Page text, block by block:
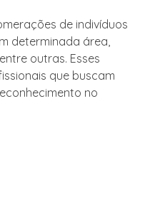
de indivíduos
determinada área,
outras. Esses
que buscam
no